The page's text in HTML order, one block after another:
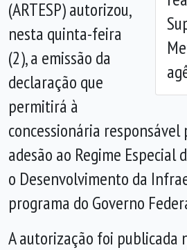
(ARTESP) autorizou,
nesta quinta-feira
(2), a emissão da
declaração que
permitirá à
concessionária
adesão ao Regime Especial
o Desenvolvimento da
programa do Governo
A autorização foi publicada